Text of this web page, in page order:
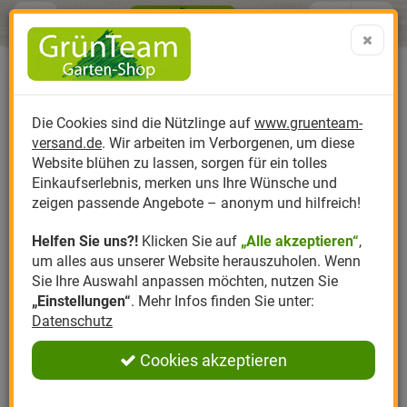
Produktkatalog
Anzucht
Dünger
Erde
Kompost
Pflanzenstärkung
Nützlinge Nützlinge gegen
Nützlingsarten
Nützlingsförderung
Nützlingszubehör
Hersteller
Biplantol
Felco
Gloria
Greenfield
Romberg
Themenwelt
Gemüsegarten
Rasen
Rosen
Ziergarten
Kräutergarten
Ratgeber
Aktuelle Themen
Schädlinge aktuell
Angebote
Sparsets / Set-
Angebote
0 ARTIKEL IM WARENKORB
Ergebnisse () Fertig
Menü Search
Die Cookies sind die Nützlinge auf www.gruenteam-
versand.de. Wir arbeiten im Verborgenen, um diese
Website blühen zu lassen, sorgen für ein tolles
Einkaufserlebnis, merken uns Ihre Wünsche und
zeigen passende Angebote – anonym und hilfreich!
Helfen Sie uns?! Klicken Sie auf „Alle akzeptieren“,
um alles aus unserer Website herauszuholen. Wenn
Sie Ihre Auswahl anpassen möchten, nutzen Sie
„Einstellungen“. Mehr Infos finden Sie unter:
Datenschutz
Cookies akzeptieren